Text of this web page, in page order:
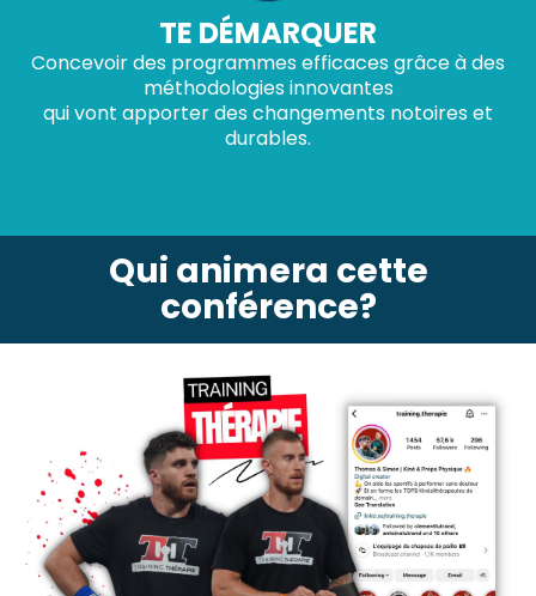
TE DÉMARQUER
Concevoir des programmes efficaces grâce à des
méthodologies innovantes
qui vont apporter des changements notoires et
durables.
Qui animera cette
conférence?